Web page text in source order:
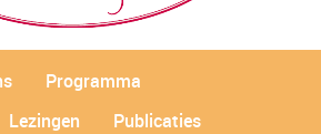
Programma
Lezingen
Publicaties